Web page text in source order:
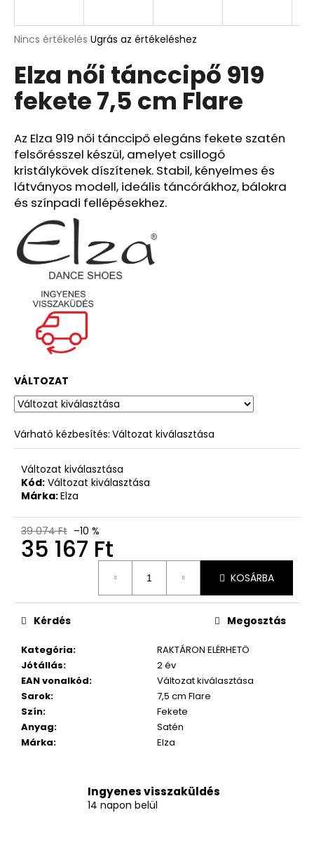
A
átlagos
értékelése
5-
ből
csillag.
Nincs értékelés Ugrás az értékeléshez
Elza női tánccipő 919
fekete 7,5 cm Flare
Az Elza 919 női tánccipő elegáns fekete szatén
felsőrésszel készül, amelyet csillogó
kristálykövek díszítenek. Stabil, kényelmes és
látványos modell, ideális táncórákhoz, bálokra
és színpadi fellépésekhez.
VÁLTOZAT
Várható kézbesítés: Változat kiválasztása
Változat kiválasztása
Kód: Változat kiválasztása
Márka:Elza
39 074 Ft –10 %
35 167 Ft
KOSÁRBA
Kategória:
RAKTÁRON ELÉRHETÖ
Jótállás:
2 év
EAN vonalkód:
Változat kiválasztása
Sarok:
7,5 cm Flare
Szín:
Fekete
Anyag:
Satén
Márka: Elza
Kérdés Megosztás
Ingyenes visszaküldés
14 napon belül
A
á
n
l
u
k